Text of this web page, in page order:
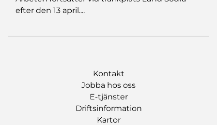
efter den 13 april....
Kontakt
Jobba hos oss
E-tjänster
Driftsinformation
Kartor